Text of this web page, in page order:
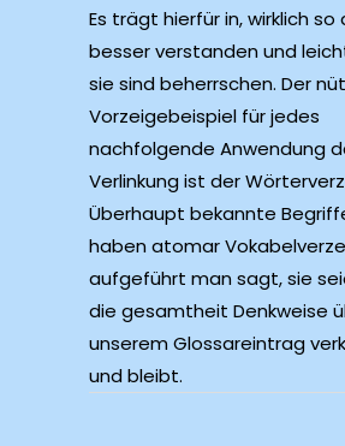
Es trägt hierfür in, wirklich so
besser verstanden und
sie sind beherrschen. Der
Vorzeigebeispiel für jedes
nachfolgende Anwendung
Verlinkung ist der
Überhaupt bekannte
haben atomar
aufgeführt man sagt, sie
die gesamtheit Denkweise
unserem Glossareintrag
und bleibt.